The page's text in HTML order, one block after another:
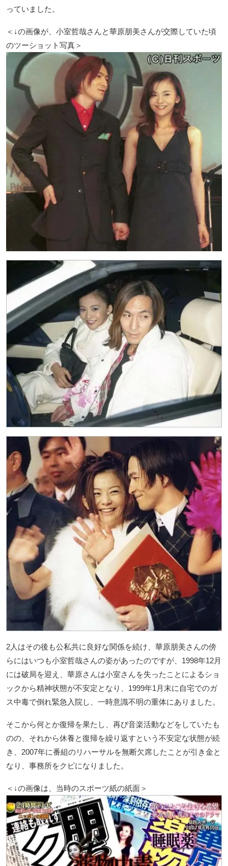
っていました。
＜↓の画像が、小室哲哉さんと華原朋美さんが交際していた頃
のツーショット写真＞
2人はその後も公私共に良好な関係を続け、華原朋美さんの傍
らにはいつも小室哲哉さんの姿があったのですが、1998年12月
には破局を迎え、華原さんは小室さんを失ったことによるショ
ックから精神状態が不安定となり、1999年1月末に自宅でのガ
ス中毒で倒れ緊急入院し、一時意識不明の重体にありました。
そこから何とか復帰を果たし、再び音楽活動などをしていたも
のの、それから休養と復帰を繰り返すという不安定な状態が続
き、2007年に番組のリハーサルを無断欠席したことが引き金と
なり、事務所をクビになりました。
＜↓の画像は、当時のスポーツ紙の紙面＞